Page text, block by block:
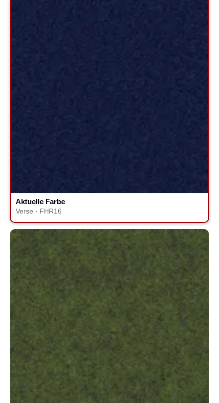
Aktuelle Farbe
Verse · FHR16